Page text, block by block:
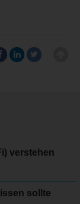
verstehen
sollte